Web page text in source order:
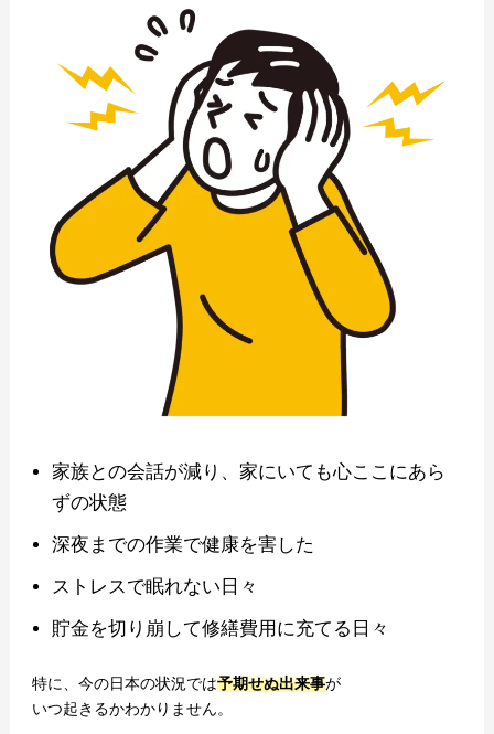
家族との会話が減り、家にいても心ここにあら
ずの状態
深夜までの作業で健康を害した
ストレスで眠れない日々
貯金を切り崩して修繕費用に充てる日々
特に、今の日本の状況では予期せぬ出来事が
いつ起きるかわかりません。